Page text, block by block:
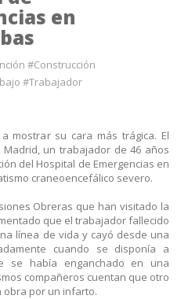
en
#Construcción
#Trabajador
mostrar su cara más trágica. El
un trabajador de 46 años
del Hospital de Emergencias en
craneoencefálico severo.
Obreras que han visitado la
que el trabajador fallecido
línea de vida y cayó desde una
cuando se disponía a
se había enganchado en una
compañeros cuentan que otro
obra por un infarto.